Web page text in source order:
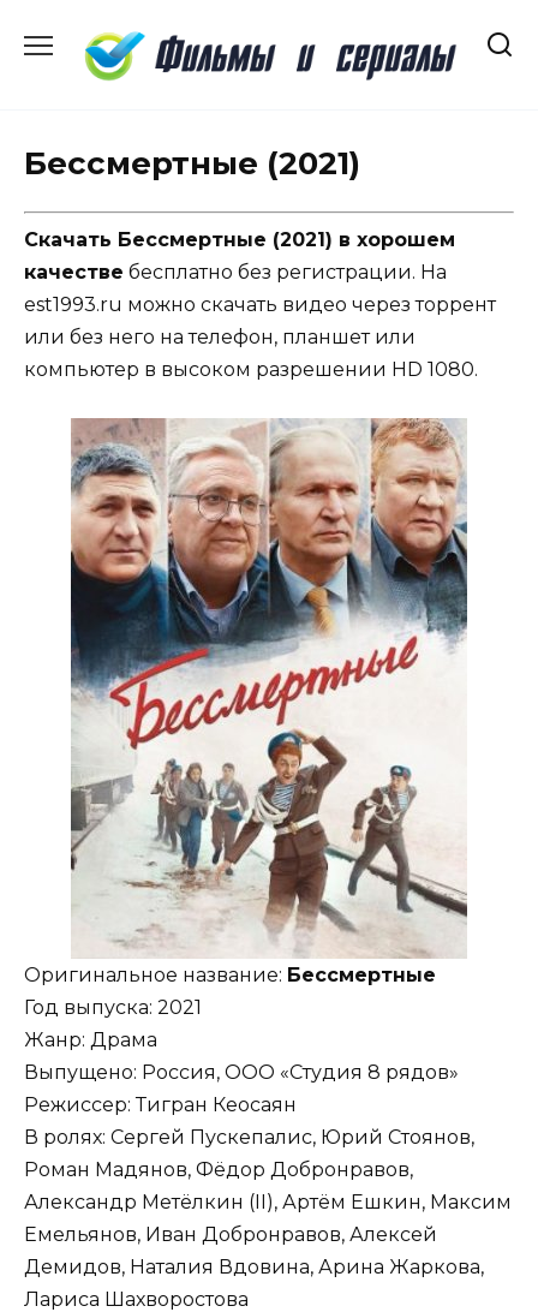
содержанию
Бессмертные (2021)
Скачать Бессмертные (2021) в хорошем
качестве бесплатно без регистрации. На
est1993.ru можно скачать видео через торрент
или без него на телефон, планшет или
компьютер в высоком разрешении HD 1080.
Оригинальное название: Бессмертные
Год выпуска: 2021
Жанр: Драма
Выпущено: Россия, ООО «Студия 8 рядов»
Режиссер: Тигран Кеосаян
В ролях: Сергей Пускепалис, Юрий Стоянов,
Роман Мадянов, Фёдор Добронравов,
Александр Метёлкин (II), Артём Ешкин, Максим
Емельянов, Иван Добронравов, Алексей
Демидов, Наталия Вдовина, Арина Жаркова,
Лариса Шахворостова